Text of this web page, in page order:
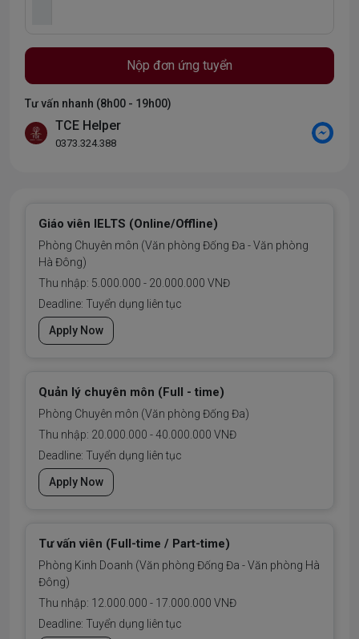
Nộp đơn ứng tuyển
Tư vấn nhanh (8h00 - 19h00)
TCE Helper
0373.324.388
Giáo viên IELTS (Online/Offline)
Phòng Chuyên môn (Văn phòng Đống Đa - Văn phòng
Hà Đông)
Thu nhập: 5.000.000 - 20.000.000 VNĐ
Deadline: Tuyển dụng liên tục
Apply Now
Quản lý chuyên môn (Full - time)
Phòng Chuyên môn (Văn phòng Đống Đa)
Thu nhập: 20.000.000 - 40.000.000 VNĐ
Deadline: Tuyển dụng liên tục
Apply Now
Tư vấn viên (Full-time / Part-time)
Phòng Kinh Doanh (Văn phòng Đống Đa - Văn phòng Hà
Đông)
Thu nhập: 12.000.000 - 17.000.000 VNĐ
Deadline: Tuyển dụng liên tục